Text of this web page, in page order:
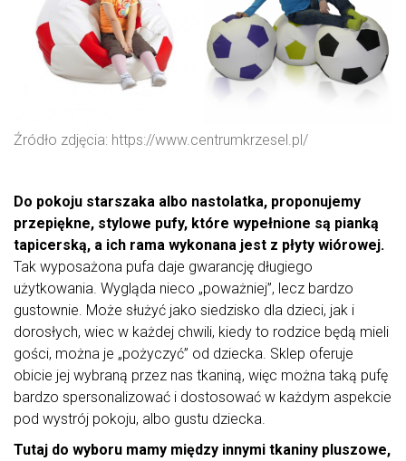
Źródło zdjęcia: https://www.centrumkrzesel.pl/
Do pokoju starszaka albo nastolatka, proponujemy
przepiękne, stylowe pufy, które wypełnione są pianką
tapicerską, a ich rama wykonana jest z płyty wiórowej.
Tak wyposażona pufa daje gwarancję długiego
użytkowania. Wygląda nieco „poważniej”, lecz bardzo
gustownie. Może służyć jako siedzisko dla dzieci, jak i
dorosłych, wiec w każdej chwili, kiedy to rodzice będą mieli
gości, można je „pożyczyć” od dziecka. Sklep oferuje
obicie jej wybraną przez nas tkaniną, więc można taką pufę
bardzo spersonalizować i dostosować w każdym aspekcie
pod wystrój pokoju, albo gustu dziecka.
Tutaj do wyboru mamy między innymi tkaniny pluszowe,